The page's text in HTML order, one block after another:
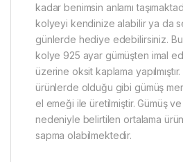
kadar benimsin anlamı
kolyeyi kendinize alabilir ya da
günlerde hediye edebilirsiniz. Bu
kolye 925 ayar gümüşten imal
üzerine oksit kaplama
ürünlerde olduğu gibi gümüş
el emeği ile üretilmiştir. Gümüş
nedeniyle belirtilen ortalama ürün
sapma olabilmektedir.